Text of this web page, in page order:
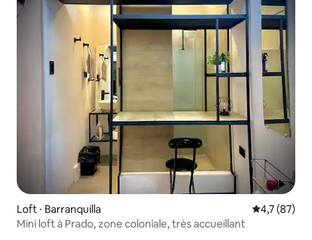
Loft ⋅ Barranquilla Évaluation
4,7 (87)
Mini loft à Prado, zone coloniale, très accueillant